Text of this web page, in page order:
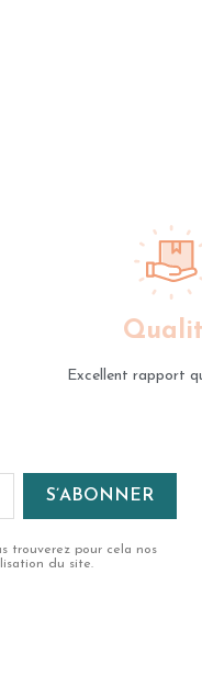
Excellent rapport
trouverez pour cela nos
du site.